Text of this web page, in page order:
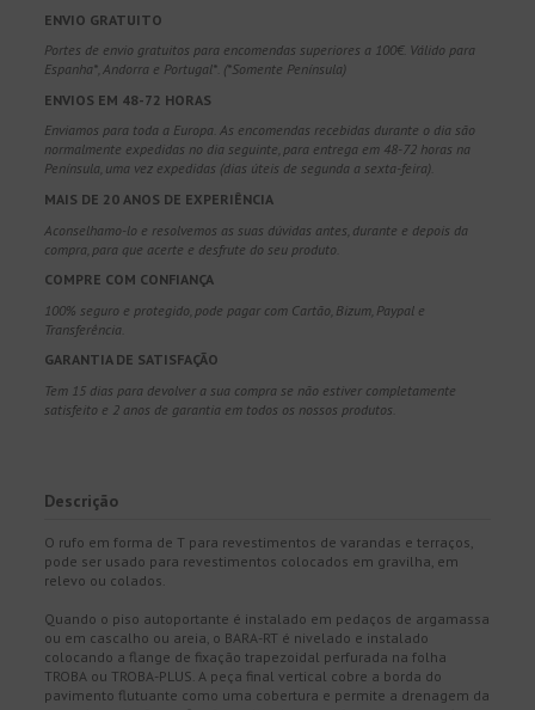
ENVIO GRATUITO
Portes de envio gratuitos para encomendas superiores a 100€. Válido para
Espanha*, Andorra e Portugal*. (*Somente Península)
ENVIOS EM 48-72 HORAS
Enviamos para toda a Europa. As encomendas recebidas durante o dia são
normalmente expedidas no dia seguinte, para entrega em 48-72 horas na
Península, uma vez expedidas (dias úteis de segunda a sexta-feira).
MAIS DE 20 ANOS DE EXPERIÊNCIA
Aconselhamo-lo e resolvemos as suas dúvidas antes, durante e depois da
compra, para que acerte e desfrute do seu produto.
COMPRE COM CONFIANÇA
100% seguro e protegido, pode pagar com Cartão, Bizum, Paypal e
Transferência.
GARANTIA DE SATISFAÇÃO
Tem 15 dias para devolver a sua compra se não estiver completamente
satisfeito e 2 anos de garantia em todos os nossos produtos.
Descrição
O rufo em forma de T para revestimentos de varandas e terraços,
pode ser usado para revestimentos colocados em gravilha, em
relevo ou colados.
Quando o piso autoportante é instalado em pedaços de argamassa
ou em cascalho ou areia, o BARA-RT é nivelado e instalado
colocando a flange de fixação trapezoidal perfurada na folha
TROBA ou TROBA-PLUS. A peça final vertical cobre a borda do
pavimento flutuante como uma cobertura e permite a drenagem da